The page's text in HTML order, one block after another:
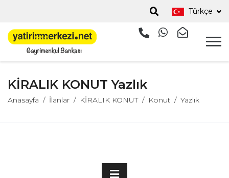
Türkçe
KİRALIK KONUT Yazlık
Anasayfa İlanlar KİRALIK KONUT Konut Yazlık